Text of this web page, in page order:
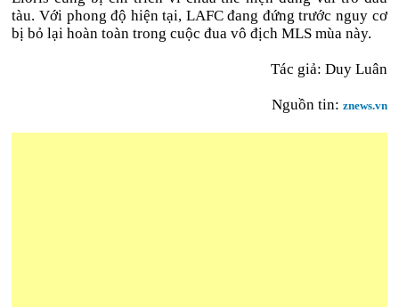
tàu. Với phong độ hiện tại, LAFC đang đứng trước nguy cơ
bị bỏ lại hoàn toàn trong cuộc đua vô địch MLS mùa này.
Tác giả: Duy Luân
Nguồn tin: znews.vn